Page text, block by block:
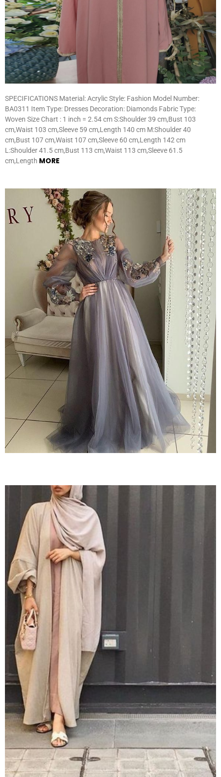
SPECIFICATIONS Material: Acrylic Style: Fashion Model Number:
BA0311 Item Type: Dresses Decoration: Diamonds Fabric Type:
Woven Size Chart : 1 inch = 2.54 cm S:Shoulder 39 cm,Bust 103
cm,Waist 103 cm,Sleeve 59 cm,Length 140 cm M:Shoulder 40
cm,Bust 107 cm,Waist 107 cm,Sleeve 60 cm,Length 142 cm
L:Shoulder 41.5 cm,Bust 113 cm,Waist 113 cm,Sleeve 61.5
cm,Length MORE